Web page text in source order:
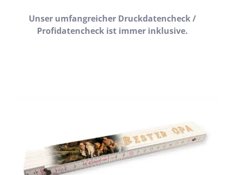
Unser umfangreicher Druckdatencheck /
Profidatencheck ist immer inklusive.